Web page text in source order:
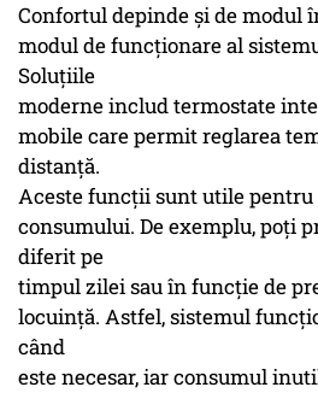
Confortul depinde și de modul
modul de funcționare al
Soluțiile
moderne includ termostate
mobile care permit reglarea
distanță.
Aceste funcții sunt utile
consumului. De exemplu, poți
diferit pe
timpul zilei sau în funcție de
locuință. Astfel, sistemul
când
este necesar, iar consumul